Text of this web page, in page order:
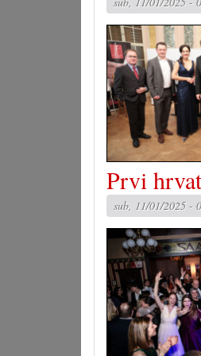
Prvi
sub, 11/01/2025 -